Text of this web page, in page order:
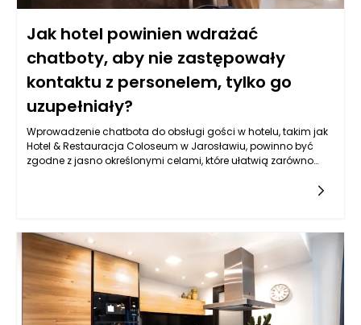
Jak hotel powinien wdrażać
chatboty, aby nie zastępowały
kontaktu z personelem, tylko go
uzupełniały?
Wprowadzenie chatbota do obsługi gości w hotelu, takim jak
Hotel & Restauracja Coloseum w Jarosławiu, powinno być
zgodne z jasno określonymi celami, które ułatwią zarówno
zwiększenie dostępności informacji oraz możliwości interakcji.
pokoi, menu czy atrakcji w okolicy. Warto, aby jego działanie
nie ograniczało się jedynie do udzielania odpowiedzi na
często zadawane pytania. Powinien także potrafić skierować
gości do odpowiednich osób w zespole, gdy konkretne
zapytania wymagają interwencji człowieka. Obiekt w
Jarosławiu, ze swoim eleganckim designem i szeroką ofertą,
ma szansę na zbudowanie silniejszych relacji z klientami